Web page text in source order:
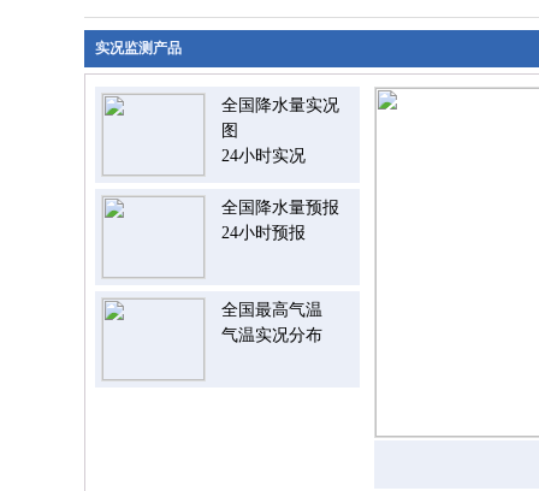
实况监测产品
全国降水量实况
图
24小时实况
全国降水量预报
24小时预报
全国最高气温
气温实况分布